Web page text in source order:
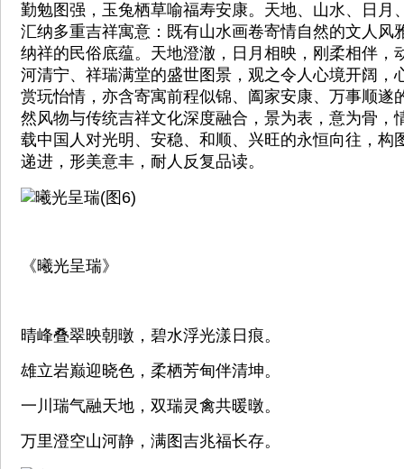
勤勉图强，玉兔栖草喻福寿安康。天地、山水、日月
汇纳多重吉祥寓意：既有山水画卷寄情自然的文人风
纳祥的民俗底蕴。天地澄澈，日月相映，刚柔相伴，
河清宁、祥瑞满堂的盛世图景，观之令人心境开阔，
赏玩怡情，亦含寄寓前程似锦、阖家安康、万事顺遂
然风物与传统吉祥文化深度融合，景为表，意为骨，
载中国人对光明、安稳、和顺、兴旺的永恒向往，构
递进，形美意丰，耐人反复品读。
《曦光呈瑞》
晴峰叠翠映朝暾，碧水浮光漾日痕。
雄立岩巅迎晓色，柔栖芳甸伴清坤。
一川瑞气融天地，双瑞灵禽共暖暾。
万里澄空山河静，满图吉兆福长存。